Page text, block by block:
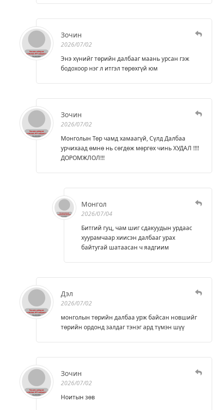
Зочин
2026/07/02
Энэ хүнийг төрийн далбааг маань урсан гэж
бодохоор нэг л итгэл төрөхгүй юм
Зочин
2026/07/02
Монголын Төр чамд хамаагүй, Сүлд Далбаа
урчихаад өмнө нь сөгдөж мөргөх чинь ХУДАЛ !!!!
ДОРОМЖЛОЛ!!!
Монгол
2026/07/04
Битгий гуц, чам шиг сдакуудын урдаас
хуурамчаар хиисэн далбааг урах
байтугай шатаасан ч яадгиим
Дэл
2026/07/02
монголын төрийн далбаа урж байсан новшийг
төрийн ордонд залдаг тэнэг ард түмэн шүү
Зочин
2026/07/02
Ноитын зөв